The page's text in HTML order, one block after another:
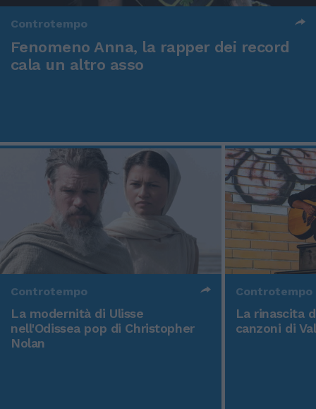
Controtempo
Fenomeno Anna, la rapper dei record
cala un altro asso
Controtempo
La modernità di Ulisse
nell'Odissea pop di Christopher
Nolan
Controtempo
La rinascita
canzoni di